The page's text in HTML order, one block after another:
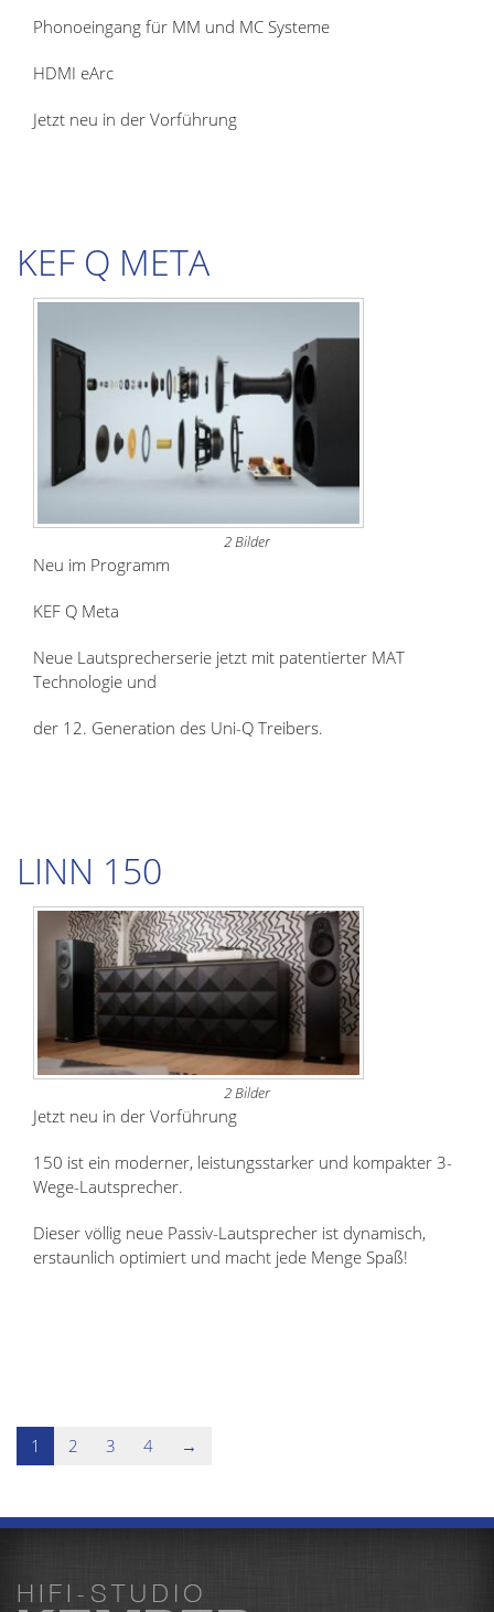
Phonoeingang für MM und MC Systeme
HDMI eArc
Jetzt neu in der Vorführung
KEF Q META
2 Bilder
Neu im Programm
KEF Q Meta
Neue Lautsprecherserie jetzt mit patentierter MAT
Technologie und
der 12. Generation des Uni-Q Treibers.
LINN 150
2 Bilder
Jetzt neu in der Vorführung
150 ist ein moderner, leistungsstarker und kompakter 3-
Wege-Lautsprecher.
Dieser völlig neue Passiv-Lautsprecher ist dynamisch,
erstaunlich optimiert und macht jede Menge Spaß!
1 2 3 4 →